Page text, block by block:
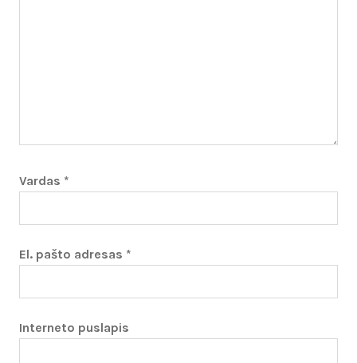
Vardas *
El. pašto adresas *
Interneto puslapis